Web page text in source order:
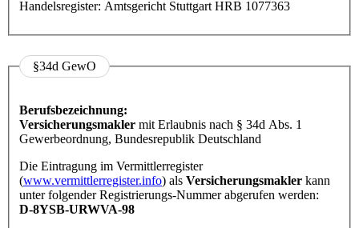
Handelsregister: Amtsgericht Stuttgart HRB 1077363
§34d GewO
Berufsbezeichnung:
Versicherungsmakler mit Erlaubnis nach § 34d Abs. 1
Gewerbeordnung, Bundesrepublik Deutschland
Die Eintragung im Vermittlerregister
(www.vermittlerregister.info) als Versicherungsmakler kann
unter folgender Registrierungs-Nummer abgerufen werden:
D-8YSB-URWVA-98